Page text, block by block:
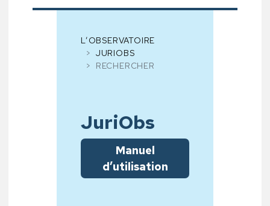
L’OBSERVATOIRE
JURIOBS
RECHERCHER
JuriObs
Manuel
d’utilisation